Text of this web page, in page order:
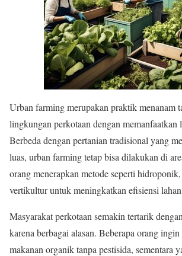
Urban farming merupakan praktik menanam
lingkungan perkotaan dengan memanfaatkan
Berbeda dengan pertanian tradisional yang
luas, urban farming tetap bisa dilakukan di
orang menerapkan metode seperti
vertikultur untuk meningkatkan efisiensi
Masyarakat perkotaan semakin tertarik
karena berbagai alasan. Beberapa orang
makanan organik tanpa pestisida, sementara